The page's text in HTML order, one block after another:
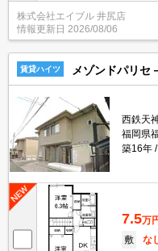
株式会社エイブル 井尻店
情報更新日 2026/08/06
賃貸ハイツ メゾンドパリセ
西鉄天
福岡県
築16年
7.5万
敷
な